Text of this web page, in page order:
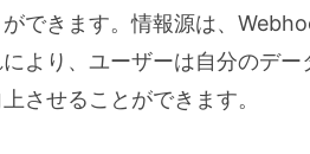
できます。情報源は、
により、ユーザーは自分のデ
させることができます。